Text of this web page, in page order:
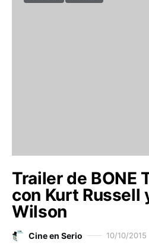
Trailer de BONE
con Kurt Russell
Wilson
Cine en Serio 10/10/2015